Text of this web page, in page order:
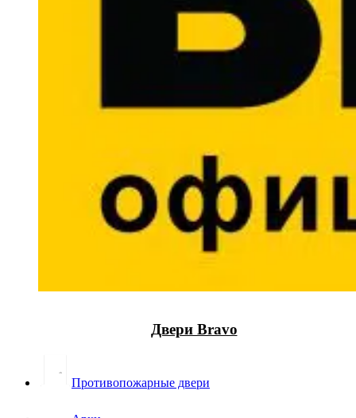
Двери Bravo
Противопожарные двери